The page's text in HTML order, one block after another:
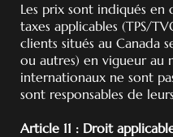
Les prix sont indiqués en
taxes applicables (TPS/
clients situés au Canada
ou autres) en vigueur au
internationaux ne sont
sont responsables de
Article 11 : Droit